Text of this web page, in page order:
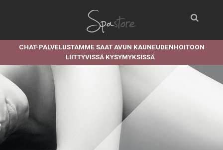
CHAT-PALVELUSTAMME SAAT AVUN KAUNEUDENHOITOON
LIITTYVISSÄ KYSYMYKSISSÄ